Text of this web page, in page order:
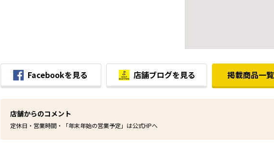
Facebookを見る 店舗ブログを見る 掲載商品一
店舗からのコメント
定休日・営業時間・「年末年始の営業予定」は公式HPへ